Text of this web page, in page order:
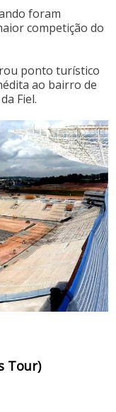
foram
competição do
ponto turístico
ao bairro de
Fiel.
Tour)